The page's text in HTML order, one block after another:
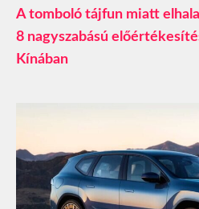
A tomboló tájfun miatt
8 nagyszabású
Kínában